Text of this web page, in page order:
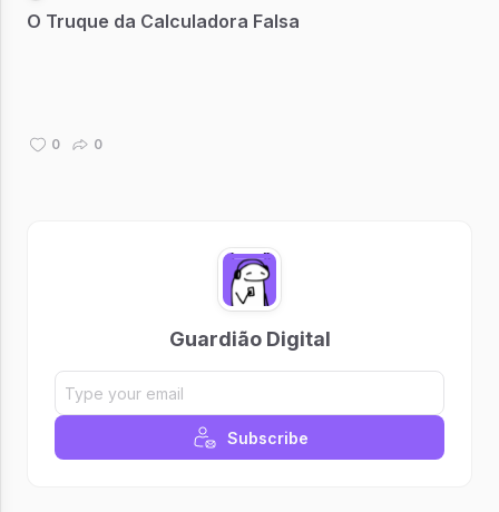
O Truque da Calculadora Falsa
0 0
Guardião Digital
Subscribe